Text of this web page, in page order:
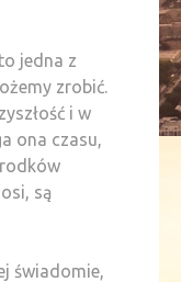
jedna z
zrobić.
i w
ona czasu,
są
świadomie,